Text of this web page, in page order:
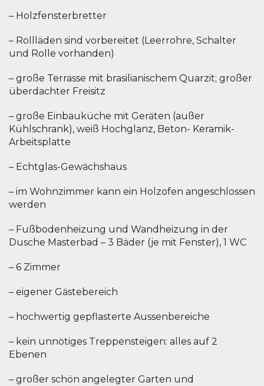
– Holzfensterbretter
– Rollläden sind vorbereitet (Leerrohre, Schalter
und Rolle vorhanden)
– große Terrasse mit brasilianischem Quarzit; großer
überdachter Freisitz
– große Einbauküche mit Geräten (außer
Kühlschrank), weiß Hochglanz, Beton- Keramik-
Arbeitsplatte
– Echtglas-Gewächshaus
– im Wohnzimmer kann ein Holzofen angeschlossen
werden
– Fußbodenheizung und Wandheizung in der
Dusche Masterbad – 3 Bäder (je mit Fenster), 1 WC
– 6 Zimmer
– eigener Gästebereich
– hochwertig gepflasterte Aussenbereiche
– kein unnötiges Treppensteigen: alles auf 2
Ebenen
– großer schön angelegter Garten und